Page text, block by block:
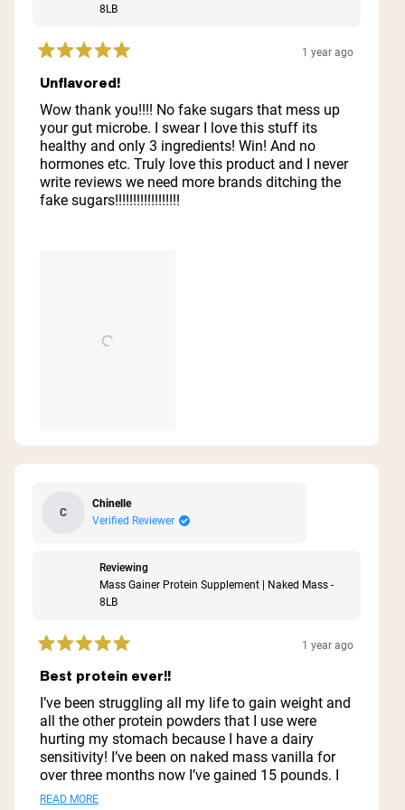
8LB
Rated
5
out
of
5
stars
1 year ago
Unflavored!
Wow thank you!!!! No fake sugars that mess up
your gut microbe. I swear I love this stuff its
healthy and only 3 ingredients! Win! And no
hormones etc. Truly love this product and I never
write reviews we need more brands ditching the
fake sugars!!!!!!!!!!!!!!!!!!
C
Chinelle
Verified Reviewer
Reviewing
Mass Gainer Protein Supplement | Naked Mass -
8LB
Rated
5
out
of
5
stars
1 year ago
Best protein ever!!
I’ve been struggling all my life to gain weight and
all the other protein powders that I use were
hurting my stomach because I have a dairy
sensitivity! I’ve been on naked mass vanilla for
over three months now I’ve gained 15 pounds. I
look great I feel great. My stomach does not hurt.
READ MORERead